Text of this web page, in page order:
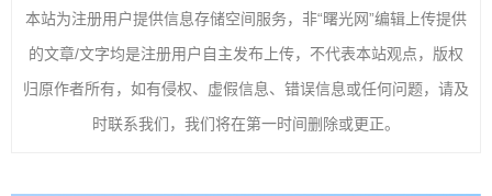
本站为注册用户提供信息存储空间服务，非“曙光网”编辑上传提供
的文章/文字均是注册用户自主发布上传，不代表本站观点，版权
归原作者所有，如有侵权、虚假信息、错误信息或任何问题，请及
时联系我们，我们将在第一时间删除或更正。